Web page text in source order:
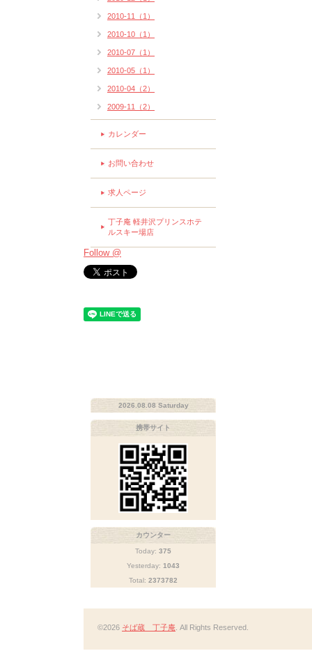
2010-11（1）
2010-10（1）
2010-07（1）
2010-05（1）
2010-04（2）
2009-11（2）
カレンダー
お問い合わせ
求人ページ
丁子庵 軽井沢プリンスホテ
ルスキー場店
Follow @
2026.08.08 Saturday
携帯サイト
カウンター
Today: 375
Yesterday: 1043
Total: 2373782
©2026 そば蔵 丁子庵 . All Rights Reserved.